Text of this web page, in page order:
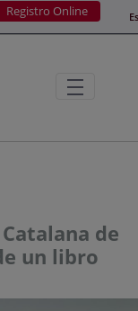
Registro Online
de
un libro